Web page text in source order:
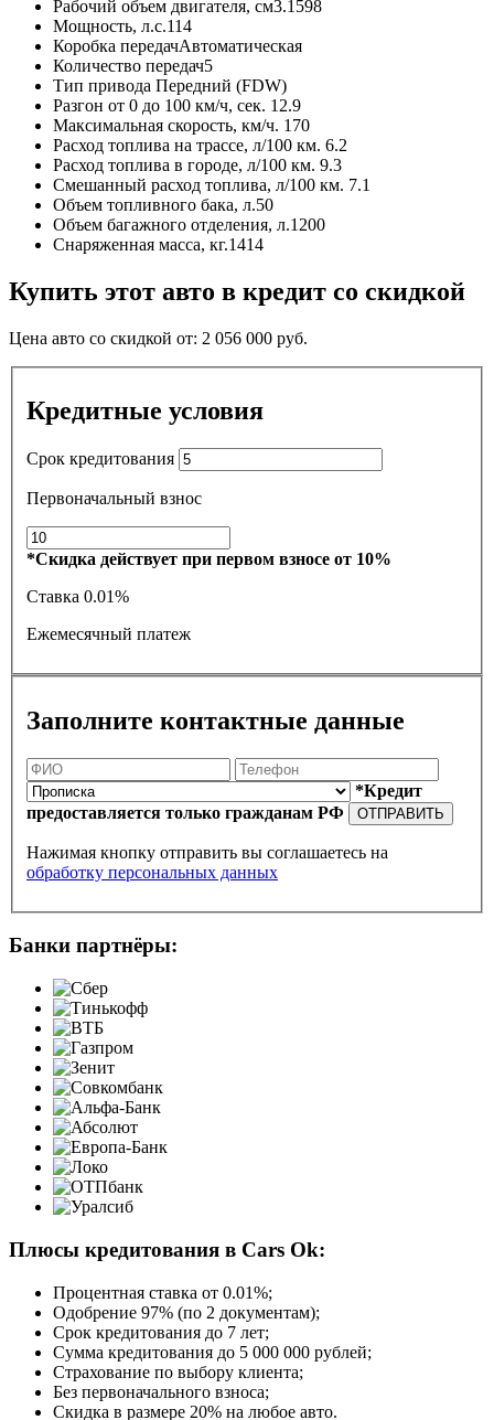
Рабочий объем двигателя, см3.1598
Мощность, л.с.114
Коробка передачАвтоматическая
Количество передач5
Тип привода Передний (FDW)
Разгон от 0 до 100 км/ч, сек. 12.9
Максимальная скорость, км/ч. 170
Расход топлива на трассе, л/100 км. 6.2
Расход топлива в городе, л/100 км. 9.3
Смешанный расход топлива, л/100 км. 7.1
Объем топливного бака, л.50
Объем багажного отделения, л.1200
Снаряженная масса, кг.1414
Купить этот авто в кредит со скидкой
Цена авто со скидкой от: 2 056 000 руб.
Кредитные условия
Срок кредитования
Первоначальный взнос
*Скидка действует при первом взносе от 10%
Ставка 0.01%
Ежемесячный платеж
Заполните контактные данные
*Кредит
предоставляется только гражданам РФ
ОТПРАВИТЬ
Нажимая кнопку отправить вы соглашаетесь на
обработку персональных данных
Банки партнёры:
Плюсы кредитования в Cars Ok:
Процентная ставка от 0.01%;
Одобрение 97% (по 2 документам);
Срок кредитования до 7 лет;
Сумма кредитования до 5 000 000 рублей;
Страхование по выбору клиента;
Без первоначального взноса;
Скидка в размере 20% на любое авто.